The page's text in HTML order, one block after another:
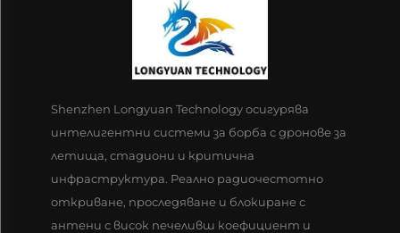
Shenzhen Longyuan Technology осигурява
интелигентни системи за борба с дронове за
летища, стадиони и критична
инфраструктура. Реално радиочестотно
откриване, проследяване и блокиране с
антени с висок печеливш коефициент и